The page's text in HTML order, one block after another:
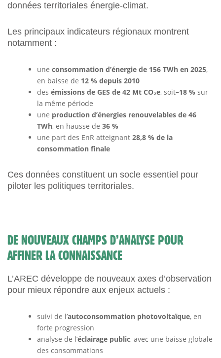
données territoriales énergie-climat.
Les principaux indicateurs régionaux montrent
notamment :
une consommation d’énergie de 156 TWh en 2025,
en baisse de 12 % depuis 2010
des émissions de GES de 42 Mt CO₂e, soit–18 % sur
la même période
une production d’énergies renouvelables de 46
TWh, en hausse de 36 %
une part des EnR atteignant 28,8 % de la
consommation finale
Ces données constituent un socle essentiel pour
piloter les politiques territoriales.
DE NOUVEAUX CHAMPS D’ANALYSE POUR
AFFINER LA CONNAISSANCE
L’AREC développe de nouveaux axes d’observation
pour mieux répondre aux enjeux actuels :
suivi de l’autoconsommation photovoltaïque, en
forte progression
analyse de l’éclairage public, avec une baisse globale
des consommations